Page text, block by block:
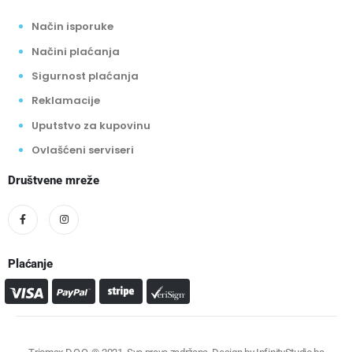
Način isporuke
Načini plaćanja
Sigurnost plaćanja
Reklamacije
Uputstvo za kupovinu
Ovlašćeni serviseri
Društvene mreže
Plaćanje